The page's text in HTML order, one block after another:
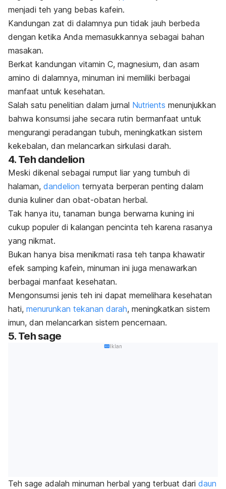
menjadi teh yang bebas kafein.
Kandungan zat di dalamnya pun tidak jauh berbeda
dengan ketika Anda memasukkannya sebagai bahan
masakan.
Berkat kandungan vitamin C, magnesium, dan asam
amino di dalamnya, minuman ini memiliki berbagai
manfaat untuk kesehatan.
Salah satu penelitian dalam jurnal Nutrients menunjukkan
bahwa konsumsi jahe secara rutin bermanfaat untuk
mengurangi peradangan tubuh, meningkatkan sistem
kekebalan, dan melancarkan sirkulasi darah.
4. Teh dandelion
Meski dikenal sebagai rumput liar yang tumbuh di
halaman, dandelion ternyata berperan penting dalam
dunia kuliner dan obat-obatan herbal.
Tak hanya itu, tanaman bunga berwarna kuning ini
cukup populer di kalangan pencinta teh karena rasanya
yang nikmat.
Bukan hanya bisa menikmati rasa teh tanpa khawatir
efek samping kafein, minuman ini juga menawarkan
berbagai manfaat kesehatan.
Mengonsumsi jenis teh ini dapat memelihara kesehatan
hati, menurunkan tekanan darah, meningkatkan sistem
imun, dan melancarkan sistem pencernaan.
5. Teh sage
Iklan
Teh sage adalah minuman herbal yang terbuat dari daun